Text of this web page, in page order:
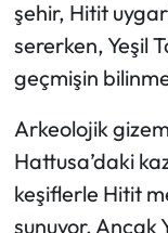
şehir, Hitit
sererken, Yeşil
geçmişin
Arkeolojik
Hattusa’daki
keşiflerle Hitit
sunuyor. Ancak